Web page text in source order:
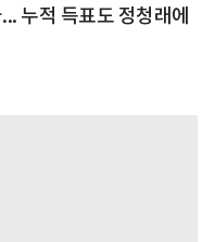
누적 득표도 정청래에